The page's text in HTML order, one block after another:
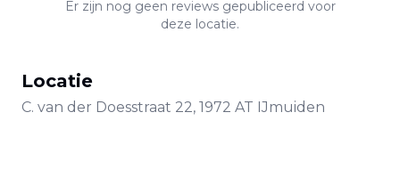
Er zijn nog geen reviews gepubliceerd voor
deze locatie.
Locatie
C. van der Doesstraat 22, 1972 AT IJmuiden